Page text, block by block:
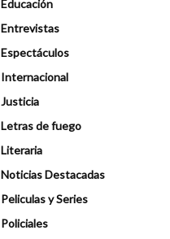
Educación
Entrevistas
Espectáculos
Internacional
Justicia
Letras de fuego
Literaria
Noticias Destacadas
Peliculas y Series
Policiales